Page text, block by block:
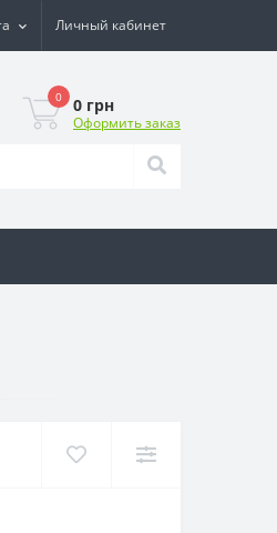
Личный кабинет
0 0 грн
Оформить заказ